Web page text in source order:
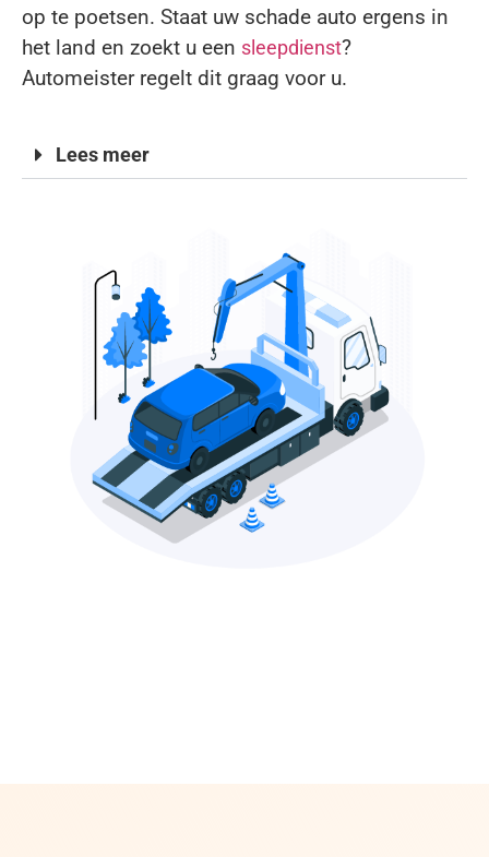
op te poetsen. Staat uw schade auto ergens in
het land en zoekt u een sleepdienst?
Automeister regelt dit graag voor u.
Lees meer